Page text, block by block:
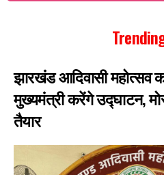
झारखंड आदिवासी महोत्सव
मुख्यमंत्री करेंगे उद्घाटन,
तैयार